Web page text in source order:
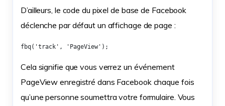
D’ailleurs, le code du pixel de base de Facebook
déclenche par défaut un affichage de page :
fbq('track', 'PageView');
Cela signifie que vous verrez un événement
PageView enregistré dans Facebook chaque fois
qu’une personne soumettra votre formulaire. Vous